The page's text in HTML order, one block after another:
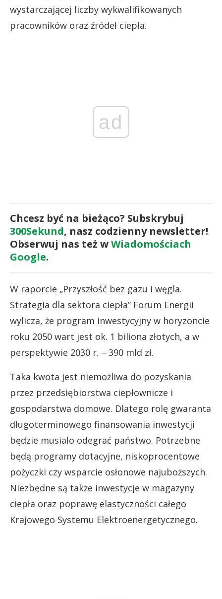
wystarczającej liczby wykwalifikowanych
pracowników oraz źródeł ciepła.
ad
Chcesz być na bieżąco? Subskrybuj
300Sekund, nasz codzienny newsletter!
Obserwuj nas też wWiadomościach
Google.
W raporcie „Przyszłość bez gazu i węgla.
Strategia dla sektora ciepła” Forum Energii
wylicza, że program inwestycyjny w horyzoncie
roku 2050 wart jest ok. 1 biliona złotych, a w
perspektywie 2030 r. – 390 mld zł.
Taka kwota jest niemożliwa do pozyskania
przez przedsiębiorstwa ciepłownicze i
gospodarstwa domowe. Dlatego rolę gwaranta
długoterminowego finansowania inwestycji
będzie musiało odegrać państwo. Potrzebne
będą programy dotacyjne, niskoprocentowe
pożyczki czy wsparcie osłonowe najuboższych.
Niezbędne są także inwestycje w magazyny
ciepła oraz poprawę elastyczności całego
Krajowego Systemu Elektroenergetycznego.